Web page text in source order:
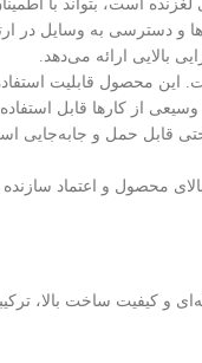
بتواند با اطمینان
و دسترسی به وسایل
بالایی ارائه می‌دهد.
است. این محصول
با وجود ساختار آلومینیومی مقاوم، تنها ۷.۶
بالای محصول و اعتماد
و کیفیت ساخت بالا،